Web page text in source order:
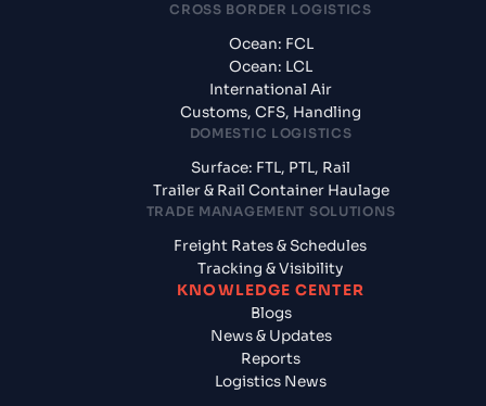
CROSS BORDER LOGISTICS
Ocean: FCL
Ocean: LCL
International Air
Customs, CFS, Handling
DOMESTIC LOGISTICS
Surface: FTL, PTL, Rail
Trailer & Rail Container Haulage
TRADE MANAGEMENT SOLUTIONS
Freight Rates & Schedules
Tracking & Visibility
KNOWLEDGE CENTER
Blogs
News & Updates
Reports
Logistics News